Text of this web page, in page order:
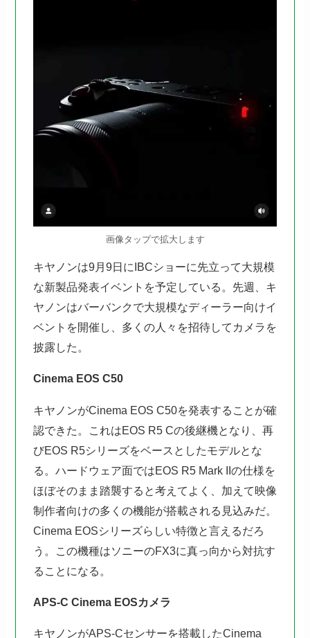
画像タップで拡大します
キヤノンは9月9日にIBCショーに先立って大規模
な新製品発表イベントを予定している。先週、キ
ヤノンはバーバンクで大規模なディーラー向けイ
ベントを開催し、多くの人々を招待してカメラを
披露した。
Cinema EOS C50
キヤノンがCinema EOS C50を発表することが確
認できた。これはEOS R5 Cの後継機となり、再
びEOS R5シリーズをベースとしたモデルとな
る。ハードウェア面ではEOS R5 Mark IIの仕様を
ほぼそのまま踏襲すると考えてよく、加えて映像
制作者向けの多くの機能が搭載される見込みだ。
Cinema EOSシリーズらしい特徴と言えるだろ
う。この機種はソニーのFX3に真っ向から対抗す
ることになる。
APS-C Cinema EOSカメラ
キヤノンがAPS-Cセンサーを搭載したCinema